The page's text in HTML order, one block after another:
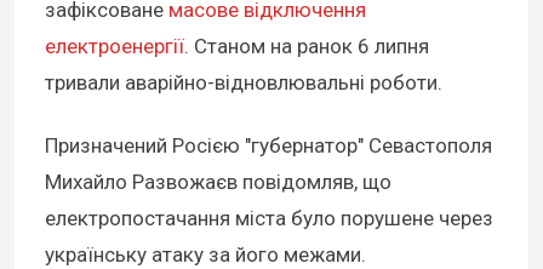
зафіксоване масове відключення
електроенергії. Станом на ранок 6 липня
тривали аварійно-відновлювальні роботи.
Призначений Росією "губернатор" Севастополя
Михайло Развожаєв повідомляв, що
електропостачання міста було порушене через
українську атаку за його межами.